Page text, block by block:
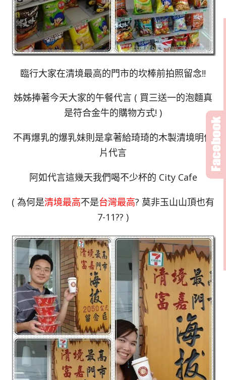
臨行大家在清境最高的門市的坎棒前拍照留念!!
姊姊捧著今天大家的午餐代言 ( 買三送一的泡麵真
是符合金牛的購物方式! )
不再爆乳的爆乳妹則是拿著給琦琦的木製清境明信
片代言
阿如代言這幾天我們喝不少杯的 City Cafe
( 為何是清境最高不是台灣最高? 莫非玉山山頂也有
7-11?? )